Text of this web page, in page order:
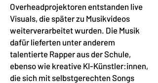
Overheadprojektoren entstanden live
Visuals, die später zu Musikvideos
weiterverarbeitet wurden. Die Musik
dafür lieferten unter anderem
talentierte Rapper aus der Schule,
ebenso wie kreative KI-Künstler:innen,
die sich mit selbstgerechten Songs